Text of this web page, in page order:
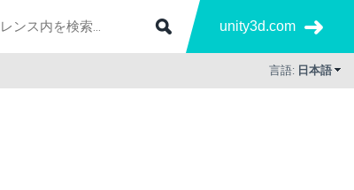
unity3d.com
言語: 日本語